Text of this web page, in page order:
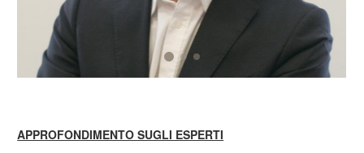
APPROFONDIMENTO SUGLI ESPERTI